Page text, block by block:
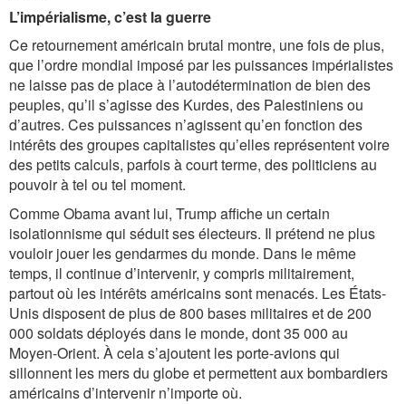
L’impérialisme, c’est la guerre
Ce retournement américain brutal montre, une fois de plus,
que l’ordre mondial imposé par les puissances impérialistes
ne laisse pas de place à l’autodétermination de bien des
peuples, qu’il s’agisse des Kurdes, des Palestiniens ou
d’autres. Ces puissances n’agissent qu’en fonction des
intérêts des groupes capitalistes qu’elles représentent voire
des petits calculs, parfois à court terme, des politiciens au
pouvoir à tel ou tel moment.
Comme Obama avant lui, Trump affiche un certain
isolationnisme qui séduit ses électeurs. Il prétend ne plus
vouloir jouer les gendarmes du monde. Dans le même
temps, il continue d’intervenir, y compris militairement,
partout où les intérêts américains sont menacés. Les États-
Unis disposent de plus de 800 bases militaires et de 200
000 soldats déployés dans le monde, dont 35 000 au
Moyen-Orient. À cela s’ajoutent les porte-avions qui
sillonnent les mers du globe et permettent aux bombardiers
américains d’intervenir n’importe où.